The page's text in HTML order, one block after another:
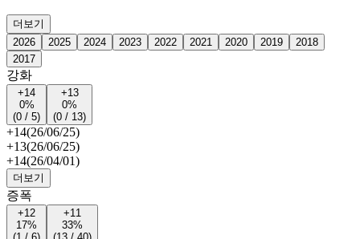
더보기
2026
2025 2024 2023 2022 2021 2020 2019
2018
2017
강화
+14
0%
(0 / 5)
+13
0%
(0 / 13)
+14(26/06/25)
+13(26/06/25)
+14(26/04/01)
더보기
증폭
+12
17%
+11
33%